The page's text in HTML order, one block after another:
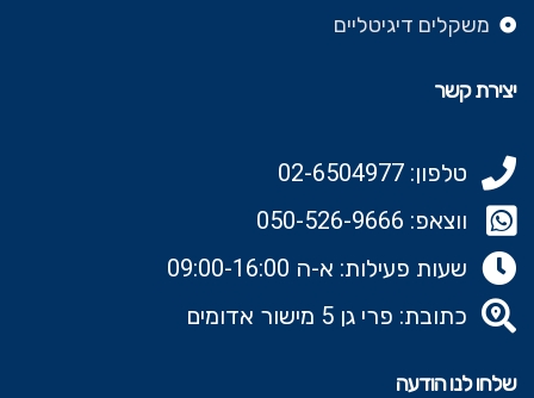
משקלים דיגיטליים
יצירת קשר
טלפון: 02-6504977
ווצאפ: 050-526-9666‬
שעות פעילות: א-ה 09:00-16:00
כתובת: פרי גן 5 מישור אדומים
שלחו לנו הודעה